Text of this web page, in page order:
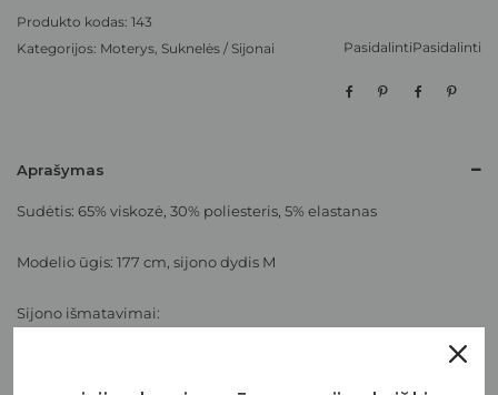
Produkto kodas: 143
Kategorijos: Moterys, Suknelės / Sijonai Pasidalinti
Pasidalinti
Aprašymas
Sudėtis: 65% viskozė, 30% poliesteris, 5% elastanas
Modelio ūgis: 177 cm, sijono dydis M
Sijono išmatavimai: